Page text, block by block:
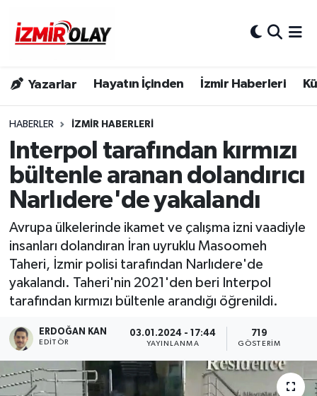
Yazarlar Hayatın İçinden İzmir Haberleri
HABERLER İZMIR HABERLERI
Interpol tarafından kırmızı
bültenle aranan dolandırıcı
Narlıdere'de yakalandı
Avrupa ülkelerinde ikamet ve çalışma izni vaadiyle
insanları dolandıran İran uyruklu Masoomeh
Taheri, İzmir polisi tarafından Narlıdere'de
yakalandı. Taheri'nin 2021'den beri Interpol
tarafından kırmızı bültenle arandığı öğrenildi.
ERDOĞAN KAN
EDITÖR
03.01.2024 - 17:44
YAYINLANMA
719
GÖSTERIM
Konak Trafik Yoğunluk Haritası
Süper Lig Puan Durumu ve Fikstür
Tüm Manşetler
Son Dakika Haberleri
Haber Arşivi